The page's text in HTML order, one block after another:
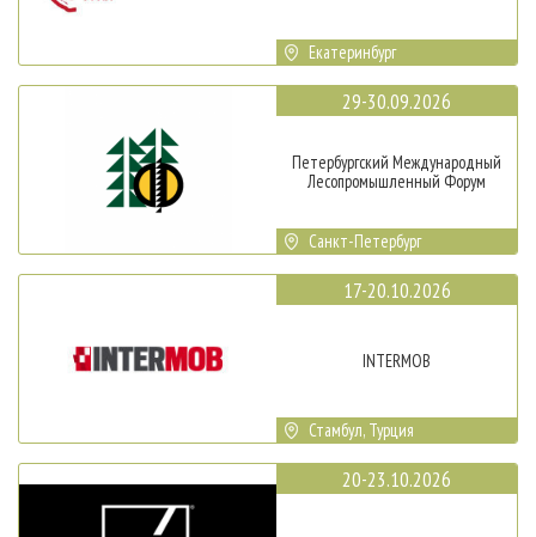
Екатеринбург
29-30.09.2026
Петербургский Международный
Лесопромышленный Форум
Санкт-Петербург
17-20.10.2026
INTERMOB
Стамбул, Турция
20-23.10.2026